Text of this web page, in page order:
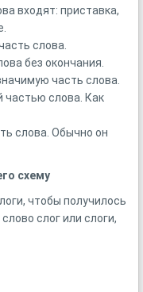
входят: приставка,
слова.
без окончания.
часть слова.
частью слова. Как
слова. Обычно он
схему
чтобы получилось
слог или слоги,